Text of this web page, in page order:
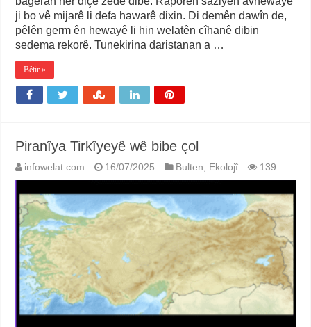
ji bo vê mijarê li defa hawarê dixin. Di demên dawîn de,
pêlên germ ên hewayê li hin welatên cîhanê dibin
sedema rekorê. Tunekirina daristanan a …
Bêtir »
Piranîya Tirkîyeyê wê bibe çol
infowelat.com 16/07/2025 Bulten, Ekolojî 139